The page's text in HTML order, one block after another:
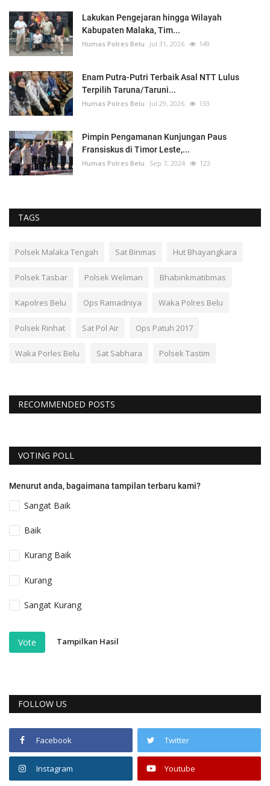
Lakukan Pengejaran hingga Wilayah
Kabupaten Malaka, Tim...
Humas Polres Belu Jul 31, 2026 149
Enam Putra-Putri Terbaik Asal NTT Lulus
Terpilih Taruna/Taruni...
Humas Polres Belu Jul 29, 2026 133
Pimpin Pengamanan Kunjungan Paus
Fransiskus di Timor Leste,...
Humas Polres Belu Sep 7, 2024 123
TAGS
Polsek Malaka Tengah Sat Binmas Hut Bhayangkara
Polsek Tasbar Polsek Weliman Bhabinkmatibmas
Kapolres Belu Ops Ramadniya Waka Polres Belu
Polsek Rinhat Sat Pol Air Ops Patuh 2017
Waka Porles Belu Sat Sabhara Polsek Tastim
RECOMMENDED POSTS
VOTING POLL
Menurut anda, bagaimana tampilan terbaru kami?
Sangat Baik
Baik
Kurang Baik
Kurang
Sangat Kurang
Vote Tampilkan Hasil
FOLLOW US
Facebook Twitter
Instagram Youtube